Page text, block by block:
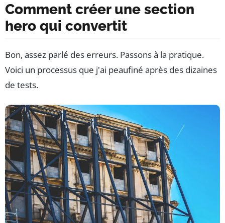
Comment créer une section
hero qui convertit
Bon, assez parlé des erreurs. Passons à la pratique.
Voici un processus que j'ai peaufiné après des dizaines
de tests.